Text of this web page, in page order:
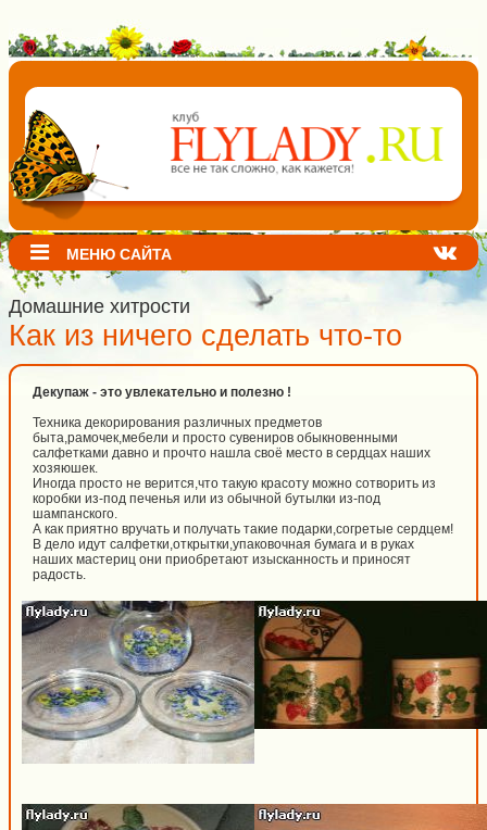
МЕНЮ САЙТА
Домашние хитрости
Как из ничего сделать что-то
Декупаж - это увлекательно и полезно !
Техника декорирования различных предметов
быта,рамочек,мебели и просто сувениров обыкновенными
салфетками давно и прочто нашла своё место в сердцах наших
хозяюшек.
Иногда просто не верится,что такую красоту можно сотворить из
коробки из-под печенья или из обычной бутылки из-под
шампанского.
А как приятно вручать и получать такие подарки,согретые сердцем!
В дело идут салфетки,открытки,упаковочная бумага и в руках
наших мастериц они приобретают изысканность и приносят
радость.